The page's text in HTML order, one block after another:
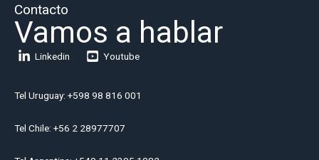
Contacto
Vamos a hablar
Linkedin Youtube
Tel Uruguay: +598 98 816 001
Tel Chile: +56 2 28977707